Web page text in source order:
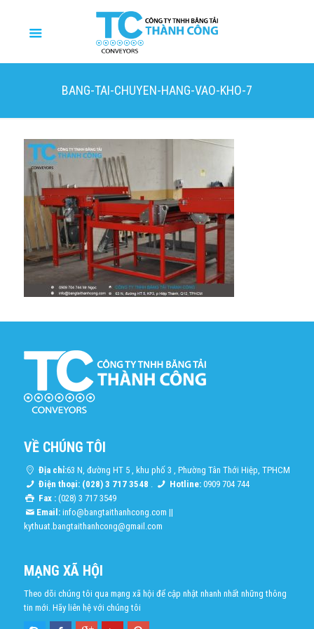
BANG-TAI-CHUYEN-HANG-VAO-KHO-7
VỀ CHÚNG TÔI
Địa chỉ:63 N, đường HT 5 , khu phố 3 , Phường Tân Thới Hiệp, TPHCM
Điện thoại: (028) 3 717 3548 . Hotline: 0909 704 744
Fax :(028) 3 717 3549
Email: info@bangtaithanhcong.com ||
kythuat.bangtaithanhcong@gmail.com
MẠNG XÃ HỘI
Theo dõi chúng tôi qua mạng xã hội để cập nhật nhanh nhất những thông
tin mới. Hãy liên hệ với chúng tôi